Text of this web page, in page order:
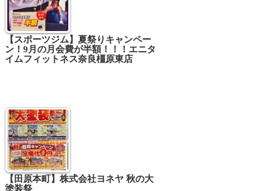
【スポーツジム】夏祭りキャンペー
ン！9月の月会費が半額！！！エニタ
イムフィットネス奈良橿原東店
【田原本町】株式会社ヨネヤ 秋の大
塗装祭